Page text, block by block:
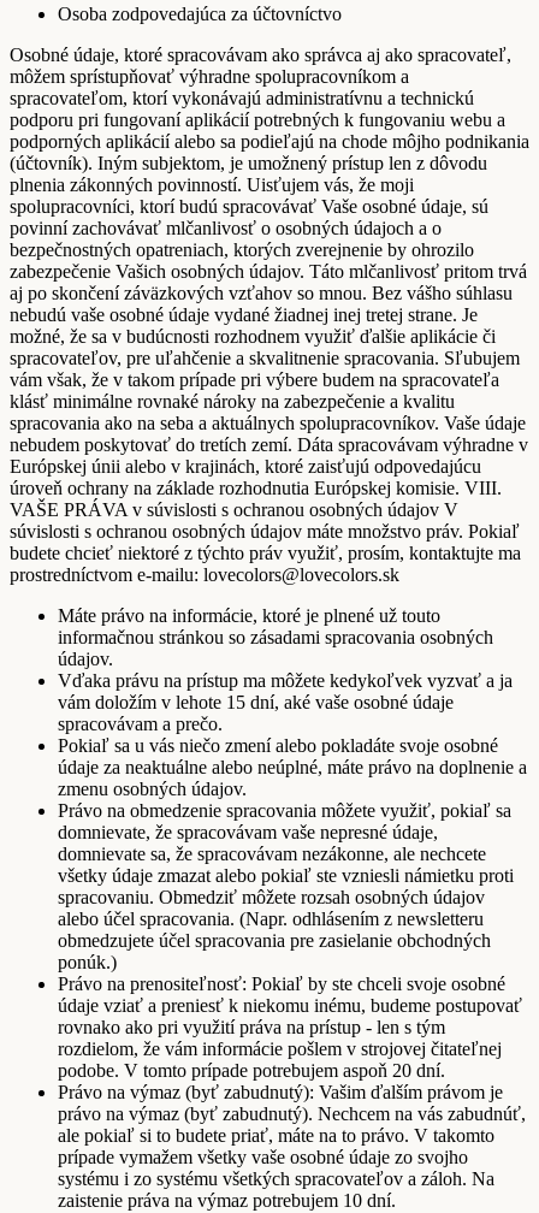
Osoba zodpovedajúca za účtovníctvo
Osobné údaje, ktoré spracovávam ako správca aj ako spracovateľ,
môžem sprístupňovať výhradne spolupracovníkom a
spracovateľom, ktorí vykonávajú administratívnu a technickú
podporu pri fungovaní aplikácií potrebných k fungovaniu webu a
podporných aplikácií alebo sa podieľajú na chode môjho podnikania
(účtovník). Iným subjektom, je umožnený prístup len z dôvodu
plnenia zákonných povinností. Uisťujem vás, že moji
spolupracovníci, ktorí budú spracovávať Vaše osobné údaje, sú
povinní zachovávať mlčanlivosť o osobných údajoch a o
bezpečnostných opatreniach, ktorých zverejnenie by ohrozilo
zabezpečenie Vašich osobných údajov. Táto mlčanlivosť pritom trvá
aj po skončení záväzkových vzťahov so mnou. Bez vášho súhlasu
nebudú vaše osobné údaje vydané žiadnej inej tretej strane. Je
možné, že sa v budúcnosti rozhodnem využiť ďalšie aplikácie či
spracovateľov, pre uľahčenie a skvalitnenie spracovania. Sľubujem
vám však, že v takom prípade pri výbere budem na spracovateľa
klásť minimálne rovnaké nároky na zabezpečenie a kvalitu
spracovania ako na seba a aktuálnych spolupracovníkov. Vaše údaje
nebudem poskytovať do tretích zemí. Dáta spracovávam výhradne v
Európskej únii alebo v krajinách, ktoré zaisťujú odpovedajúcu
úroveň ochrany na základe rozhodnutia Európskej komisie. VIII.
VAŠE PRÁVA v súvislosti s ochranou osobných údajov V
súvislosti s ochranou osobných údajov máte množstvo práv. Pokiaľ
budete chcieť niektoré z týchto práv využiť, prosím, kontaktujte ma
prostredníctvom e-mailu: lovecolors@lovecolors.sk
Máte právo na informácie, ktoré je plnené už touto
informačnou stránkou so zásadami spracovania osobných
údajov.
Vďaka právu na prístup ma môžete kedykoľvek vyzvať a ja
vám doložím v lehote 15 dní, aké vaše osobné údaje
spracovávam a prečo.
Pokiaľ sa u vás niečo zmení alebo pokladáte svoje osobné
údaje za neaktuálne alebo neúplné, máte právo na doplnenie a
zmenu osobných údajov.
Právo na obmedzenie spracovania môžete využiť, pokiaľ sa
domnievate, že spracovávam vaše nepresné údaje,
domnievate sa, že spracovávam nezákonne, ale nechcete
všetky údaje zmazat alebo pokiaľ ste vzniesli námietku proti
spracovaniu. Obmedziť môžete rozsah osobných údajov
alebo účel spracovania. (Napr. odhlásením z newsletteru
obmedzujete účel spracovania pre zasielanie obchodných
ponúk.)
Právo na prenositeľnosť: Pokiaľ by ste chceli svoje osobné
údaje vziať a preniesť k niekomu inému, budeme postupovať
rovnako ako pri využití práva na prístup - len s tým
rozdielom, že vám informácie pošlem v strojovej čitateľnej
podobe. V tomto prípade potrebujem aspoň 20 dní.
Právo na výmaz (byť zabudnutý): Vašim ďalším právom je
právo na výmaz (byť zabudnutý). Nechcem na vás zabudnúť,
ale pokiaľ si to budete priať, máte na to právo. V takomto
prípade vymažem všetky vaše osobné údaje zo svojho
systému i zo systému všetkých spracovateľov a záloh. Na
zaistenie práva na výmaz potrebujem 10 dní.